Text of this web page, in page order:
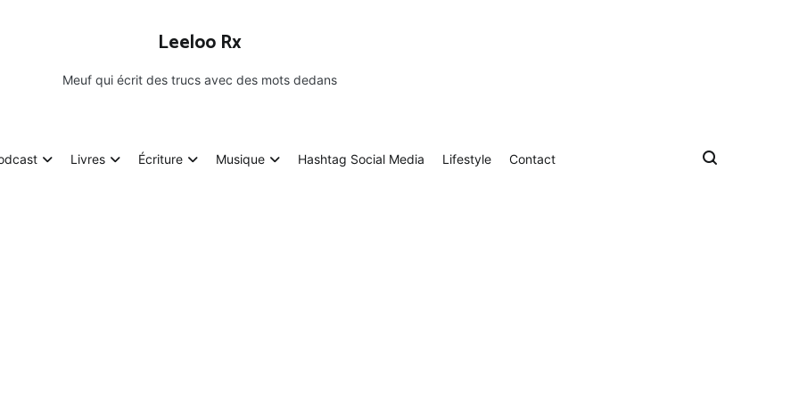
Leeloo Rx
Meuf qui écrit des trucs avec des mots dedans
Livres Écriture Musique Hashtag Social Media Lifestyle Contact